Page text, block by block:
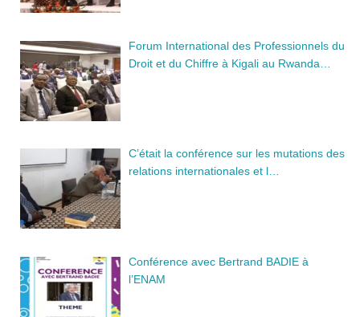
Forum International des Professionnels du
Droit et du Chiffre à Kigali au Rwanda…
C’était la conférence sur les mutations des
relations internationales et l…
Conférence avec Bertrand BADIE à
l’ENAM